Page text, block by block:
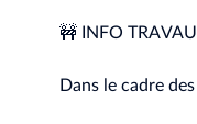
🚧INFO
Dans le cadre